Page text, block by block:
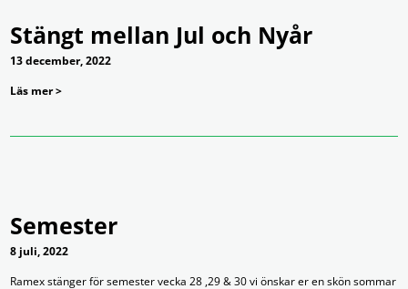
Stängt mellan Jul och Nyår
13 december, 2022
Läs mer >
Semester
8 juli, 2022
Ramex stänger för semester vecka 28 ,29 & 30 vi önskar er en skön sommar